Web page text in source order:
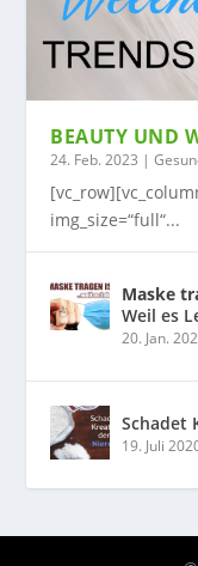
BEAUTY UND
24. Feb. 2023 |
img_size=“full“...
Maske
Weil es
20. Jan.
Schadet
19. Juli